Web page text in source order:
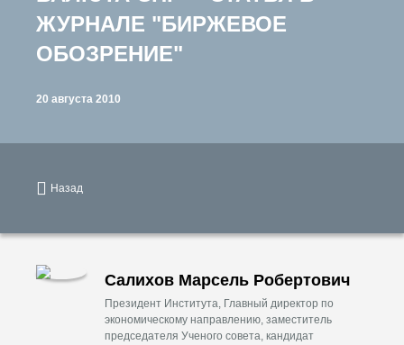
ЖУРНАЛЕ "БИРЖЕВОЕ
ОБОЗРЕНИЕ"
20 августа 2010
Назад
Салихов Марсель Робертович
Президент Института, Главный директор по
экономическому направлению, заместитель
председателя Ученого совета, кандидат